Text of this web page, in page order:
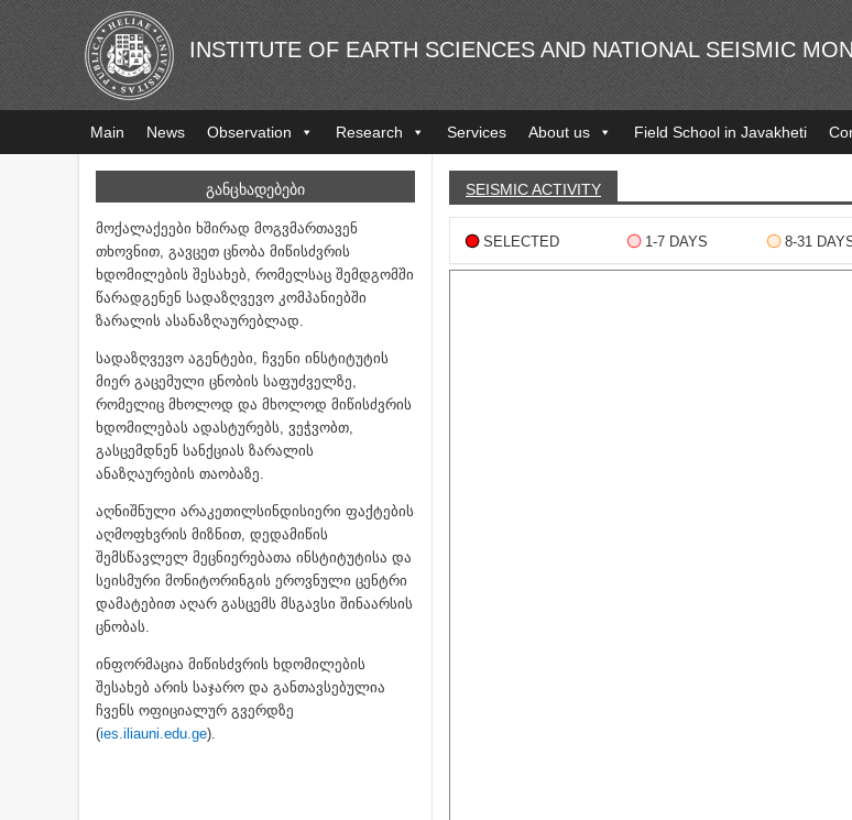
INSTITUTE OF EARTH SCIENCES AND NATIONAL SEISMIC
Main News Observation Research Services About us Field School in Javakheti
ᲒᲐᲜᲪᲮᲐᲓᲔᲑᲔᲑᲘ
მოქალაქეები ხშირად მოგვმართავენ
თხოვნით, გავცეთ ცნობა მიწისძვრის
ხდომილების შესახებ, რომელსაც შემდგომში
წარადგენენ სადაზღვევო კომპანიებში
ზარალის ასანაზღაურებლად.
სადაზღვევო აგენტები, ჩვენი ინსტიტუტის
მიერ გაცემული ცნობის საფუძველზე,
რომელიც მხოლოდ და მხოლოდ მიწისძვრის
ხდომილებას ადასტურებს, ვეჭვობთ,
გასცემდნენ სანქციას ზარალის
ანაზღაურების თაობაზე.
აღნიშნული არაკეთილსინდისიერი ფაქტების
აღმოფხვრის მიზნით, დედამიწის
შემსწავლელ მეცნიერებათა ინსტიტუტისა და
სეისმური მონიტორინგის ეროვნული ცენტრი
დამატებით აღარ გასცემს მსგავსი შინაარსის
ცნობას.
ინფორმაცია მიწისძვრის ხდომილების
შესახებ არის საჯარო და განთავსებულია
ჩვენს ოფიციალურ გვერდზე
(ies.iliauni.edu.ge).
SEISMIC ACTIVITY
SELECTED 1-7 DAYS 8-31